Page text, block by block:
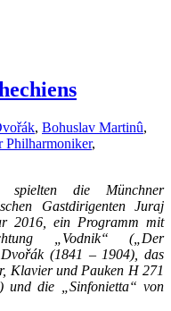
, Bohuslav Martinû,
Philharmoniker,
spielten die Münchner
Gastdirigenten Juraj
2016, ein Programm mit
„Vodnik“ („Der
(1841 – 1904), das
Klavier und Pauken H 271
und die „Sinfonietta“ von